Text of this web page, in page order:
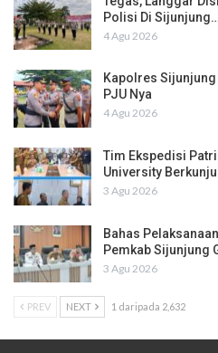
Polisi Di Sijunjung…
4 Agu 2026
Kapolres
PJU Nya
4 Agu 2026
Tim Ekspedisi
University
3 Agu 2026
Bahas
Pemkab Sijunjung
3 Agu 2026
PREV NEXT 1 daripada 2,632